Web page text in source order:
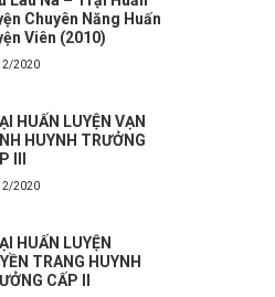
Chuyên Năng Huấn
Viên (2010)
2020
HUẤN LUYỆN VẠN
HUYNH TRƯỞNG
III
2020
HUẤN LUYỆN
TRANG HUYNH
CẤP II